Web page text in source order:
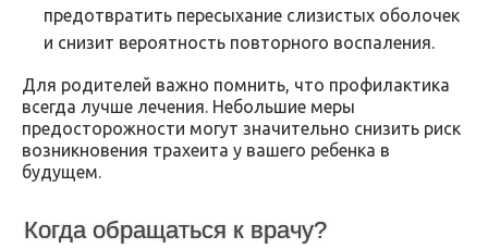
предотвратить пересыхание слизистых оболочек
и снизит вероятность повторного воспаления.
Для родителей важно помнить, что профилактика
всегда лучше лечения. Небольшие меры
предосторожности могут значительно снизить риск
возникновения трахеита у вашего ребенка в
будущем.
Когда обращаться к врачу?